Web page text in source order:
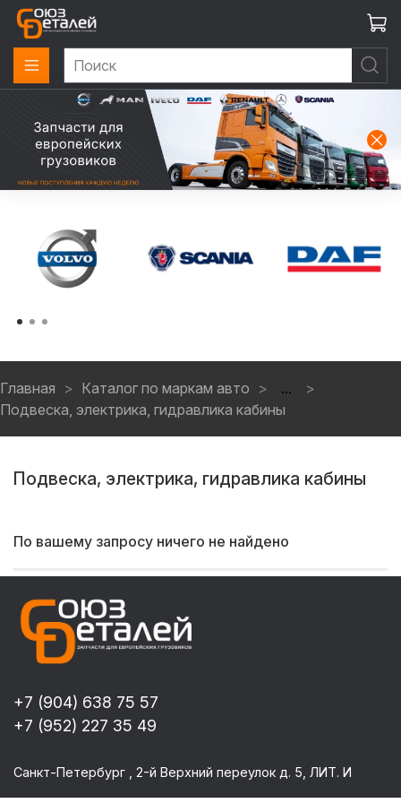
Главная Каталог по маркам авто
...
Подвеска, электрика, гидравлика кабины
Подвеска, электрика, гидравлика кабины
По вашему запросу ничего не найдено
+7 (904) 638 75 57
+7 (952) 227 35 49
Санкт-Петербург , 2-й Верхний переулок д. 5, ЛИТ. И